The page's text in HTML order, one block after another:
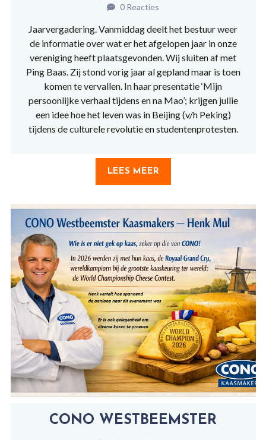
0 Reacties
Jaarvergadering. Vanmiddag deelt het bestuur weer
de informatie over wat er het afgelopen jaar in onze
vereniging heeft plaatsgevonden. Wij sluiten af met
Ping Baas. Zij stond vorig jaar al gepland maar is toen
komen te vervallen. In haar presentatie ‘Mijn
persoonlijke verhaal tijdens en na Mao’; krijgen jullie
een idee hoe het leven was in Beijing (v/h Peking)
tijdens de culturele revolutie en studentenprotesten.
LEES MEER
CONO WESTBEEMSTER